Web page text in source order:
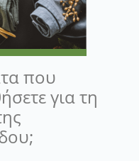
που
για τη